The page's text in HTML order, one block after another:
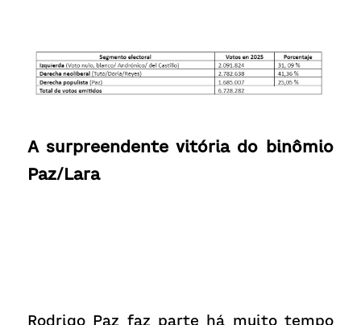
A surpreendente vitória do binômio
Paz/Lara
Rodrigo Paz faz parte há muito tempo